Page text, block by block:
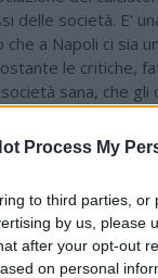
Process My
to third parties,
by us, please
after your opt-out
on personal
delle società. E'
a Napoli ci sia un
le critiche,
sana, che gli
Può aprire un
regalo e faremo
saremo